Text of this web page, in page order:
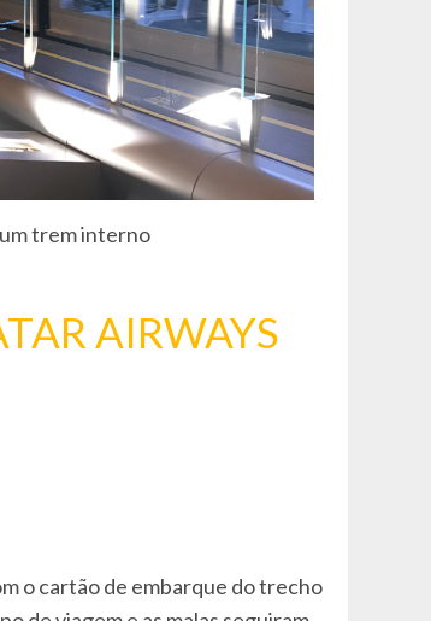
trem interno
AIRWAYS
o cartão de embarque do trecho